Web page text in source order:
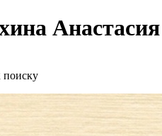
Анастасия
поиску